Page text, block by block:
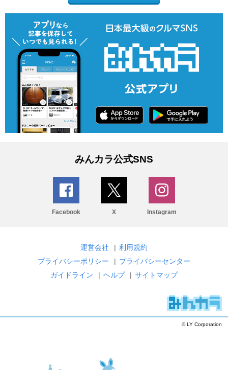
みんカラ公式SNS
Facebook X Instagram
運営会社 | 利用規約
プライバシーポリシー
| プライバシーセンター
ガイドライン
| ヘルプ | サイトマップ
© LY Corporation